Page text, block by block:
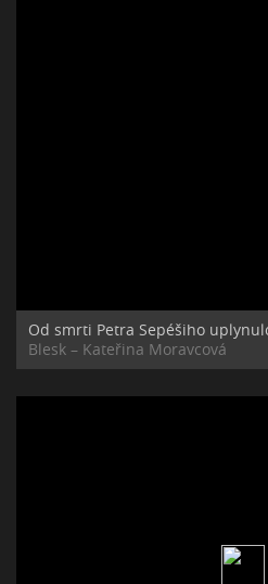
Od smrti Petra Sepéšiho
Blesk – Kateřina Moravcová